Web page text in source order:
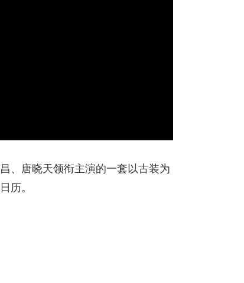
、唐晓天领衔主演的一套以古装为
历。